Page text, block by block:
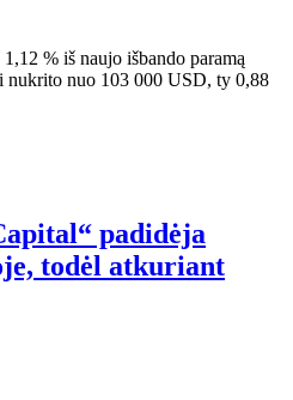
% iš naujo išbando paramą
nukrito nuo 103 000 USD, ty 0,88
padidėja
todėl atkuriant